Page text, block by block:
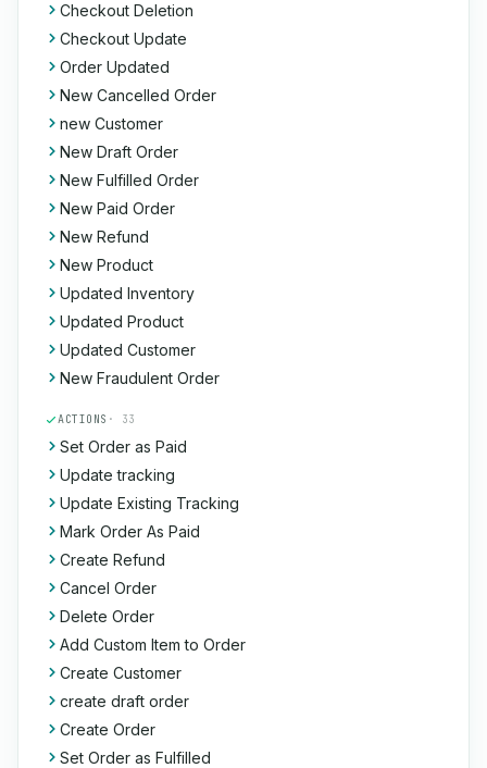
Checkout Deletion
Checkout Update
Order Updated
New Cancelled Order
new Customer
New Draft Order
New Fulfilled Order
New Paid Order
New Refund
New Product
Updated Inventory
Updated Product
Updated Customer
New Fraudulent Order
ACTIONS · 33
Set Order as Paid
Update tracking
Update Existing Tracking
Mark Order As Paid
Create Refund
Cancel Order
Delete Order
Add Custom Item to Order
Create Customer
create draft order
Create Order
Set Order as Fulfilled